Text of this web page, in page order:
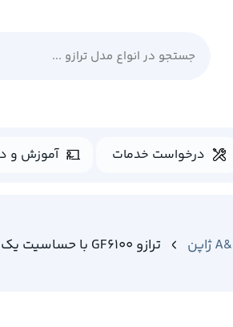
درخواست خدمات آموزش و
ترازو GF6100 با حساسیت یک هزارم گرم (0.01 گرم)